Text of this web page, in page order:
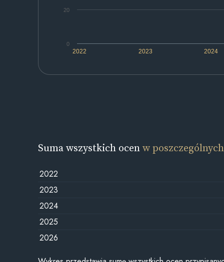
2022 2023 2024
0
20
Suma wszystkich ocenw
2022
2023
2024
2025
2026